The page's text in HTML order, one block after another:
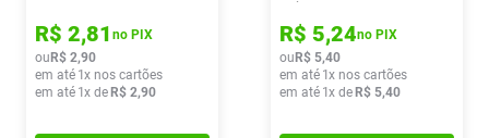
R$ 2,81 no PIX
ou R$ 2,90
em até 1x nos cartões
em até 1x de R$ 2,90
R$ 5,24no PIX
ou R$ 5,40
em até 1x nos cartões
em até 1x de R$ 5,40